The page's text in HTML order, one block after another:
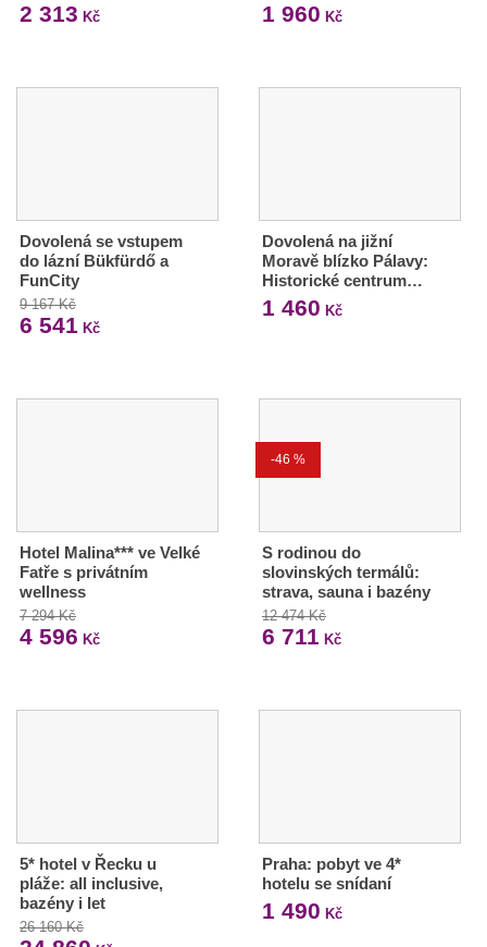
2 313 Kč 1 960 Kč
Dovolená se vstupem
do lázní Bükfürdő a
FunCity
9 167 Kč
6 541 Kč
Dovolená na jižní
Moravě blízko Pálavy:
Historické centrum…
1 460 Kč
Hotel Malina*** ve Velké
Fatře s privátním
wellness
7 294 Kč
4 596 Kč
-46 %
S rodinou do
slovinských termálů:
strava, sauna i bazény
12 474 Kč
6 711 Kč
5* hotel v Řecku u
pláže: all inclusive,
bazény i let
26 160 Kč
Praha: pobyt ve 4*
hotelu se snídaní
1 490 Kč